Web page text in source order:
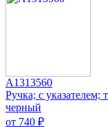
A1313560
Ручка; с
черный
от 740 ₽